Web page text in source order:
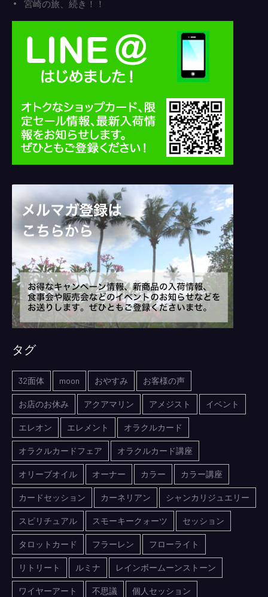
宮崎の旅、続き！！
タグ
32面体 moon おやすみ お客様の声
お店のお休み アクアマリン アメジスト イベント
エレオン エレメント オラクルカード
オラクルカードフェア オラクルカード講座
オリーブオイル オーナー カラー カラー講座
カードセッション カーネリアン シャンカリジュエリー
スピリチュアル スモーキークォーツ セッション
タロットカード フラーレン フローライト
リトリート ルミナ レインボームーンストーン
ワイヤーアート 不思議 個人セッション